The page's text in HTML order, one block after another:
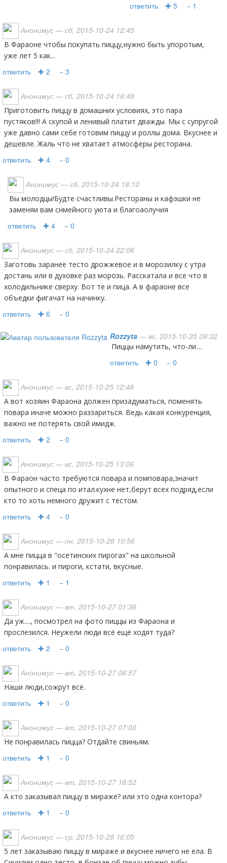
ответить ✚ 5 − 1
Анонимус — сб, 2015-10-24 12:45
В Фараоне чтобы покупать пиццу,нужно быть упоротым,
уже лет 5 как...
ответить ✚ 2 − 3
Анонимус — сб, 2015-10-24 16:48
Приготовить пиццу в домашних условиях, это пара
пустяков!!! А скупой и ленивый платит дважды. Мы с супругой
уже давно сами себе готовим пиццу и роллы дома. Вкуснее и
дешевле. Жаль что не хватает атмосферы ресторана.
ответить ✚ 4 − 0
Анонимус — сб, 2015-10-24 18:10
Вы молодцы!Будте счастливы.Рестораны и кафэшки не
заменяи вам снмейного уюта и благоаолучия
ответить ✚ 4 − 0
Анонимус — сб, 2015-10-24 22:06
Заготовь заранее тесто дрожжевое и в морозилку с утра
достань или в духовке раз морозь. Расскатала и все что в
холодильнике сверху. Вот те и пица. А в фараоне все
объедки фигачат на начинку.
ответить ✚ 6 − 0
Rozzyta — вс, 2015-10-25 09:32
пиццы намутить, что-ли....
ответить ✚ 0 − 0
Анонимус — вс, 2015-10-25 12:48
А вот хозяин Фараона должен призадуматься, поменять
повара иначе можно раззариться. Ведь какая конкуренция,
важно не потерять свой имидж.
ответить ✚ 2 − 0
Анонимус — вс, 2015-10-25 13:06
В Фараон часто требуются повара и помповара,значит
опытного и спеца по итал.кухне нет,берут всех подряд,если
кто то хоть немного дружит с тестом.
ответить ✚ 4 − 0
Анонимус — пн, 2015-10-26 10:56
а мне пицца в "осетинских пирогах" на школьной
понравилась. и пироги, кстати, вкусные.
ответить ✚ 1 − 1
Анонимус — вт, 2015-10-27 01:36
да уж...., посмотрел на фото пиццы из Фараона и
прослезился. Неужели люди всё ещё ходят туда?
ответить ✚ 2 − 0
Анонимус — вт, 2015-10-27 06:57
Наши люди,сожрут всё.
ответить ✚ 1 − 0
Анонимус — вт, 2015-10-27 07:00
Не понравилась пицца? Отдайте свиньям.
ответить ✚ 1 − 0
Анонимус — вт, 2015-10-27 16:52
а кто заказывал пиццу в мираже? или это одна контора?
ответить ✚ 1 − 0
Анонимус — ср, 2015-10-28 16:05
5 лет заказываю пиццу в мираже и вкуснее ничего не ела. В